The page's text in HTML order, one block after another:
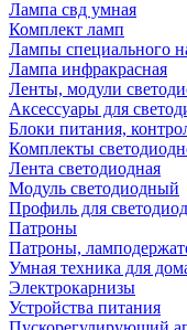
Лампа свд умная
Комплект ламп
Лампы специального
Лампа инфракрасная
Ленты, модули
Аксессуары для
Блоки питания,
Комплекты
Лента светодиодная
Модуль светодиодный
Профиль для
Патроны
Патроны,
Умная техника для
Электрокарнизы
Устройства питания